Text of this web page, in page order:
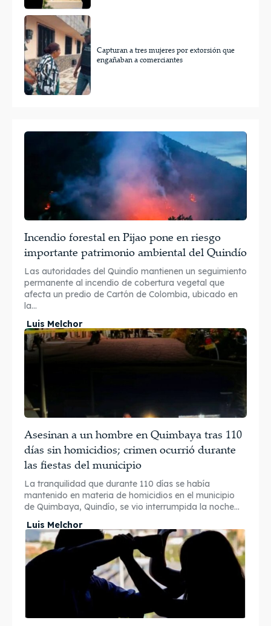
Capturan a tres mujeres por extorsión que
engañaban a comerciantes
Incendio forestal en Pijao pone en riesgo
importante patrimonio ambiental del Quindío
Las autoridades del Quindío mantienen un seguimiento
permanente al incendio de cobertura vegetal que
afecta un predio de Cartón de Colombia, ubicado en
la...
Luis Melchor
Asesinan a un hombre en Quimbaya tras 110
días sin homicidios; crimen ocurrió durante
las fiestas del municipio
La tranquilidad que durante 110 días se había
mantenido en materia de homicidios en el municipio
de Quimbaya, Quindío, se vio interrumpida la noche...
Luis Melchor